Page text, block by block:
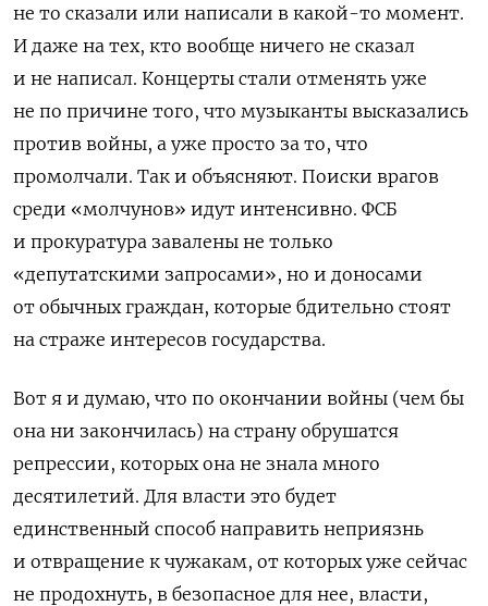
не то сказали или написали в какой-то момент.
И даже на тех, кто вообще ничего не сказал
и не написал. Концерты стали отменять уже
не по причине того, что музыканты высказались
против войны, а уже просто за то, что
промолчали. Так и объясняют. Поиски врагов
среди «молчунов» идут интенсивно. ФСБ
и прокуратура завалены не только
«депутатскими запросами», но и доносами
от обычных граждан, которые бдительно стоят
на страже интересов государства.
Вот я и думаю, что по окончании войны (чем бы
она ни закончилась) на страну обрушатся
репрессии, которых она не знала много
десятилетий. Для власти это будет
единственный способ направить неприязнь
и отвращение к чужакам, от которых уже сейчас
не продохнуть, в безопасное для нее, власти,